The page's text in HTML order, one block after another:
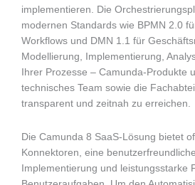
implementieren. Die
modernen Standards wie BPMN 2.0
Workflows und DMN 1.1 für
Modellierung, Implementierung,
Ihrer Prozesse – Camunda-Produkte
technisches Team sowie die
transparent und zeitnah zu erreichen.
Die Camunda 8 SaaS-Lösung bietet
Konnektoren, eine
Implementierung und leistungsstarke